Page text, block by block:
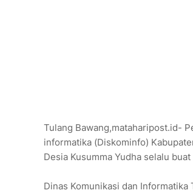
Tulang Bawang,mataharipost.id-
informatika (Diskominfo)
Desia Kusumma Yudha selalu
Dinas Komunikasi dan